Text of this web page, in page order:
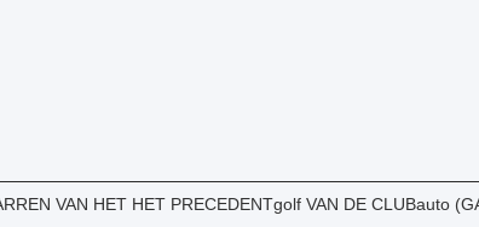
VAN HET HET PRECEDENTgolf VAN DE CLUBauto